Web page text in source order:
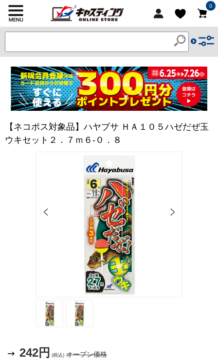
0
【ネコポス対象品】ハヤブサ ＨＡ１０５ハゼだぜ玉
ウキセット２．７ｍ６-０．８
242円 (税込) オープン価格